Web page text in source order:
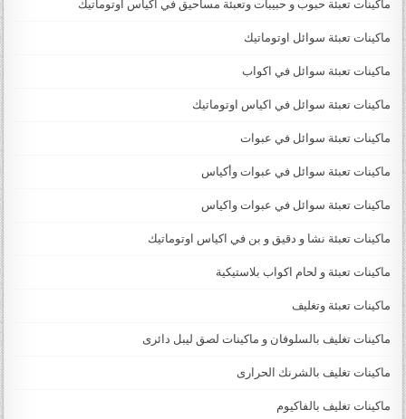
ماكينات تعبئة حبوب و حبيبات وتعبئة مساحيق في اكياس اوتوماتيك
ماكينات تعبئة سوائل اوتوماتيك
ماكينات تعبئة سوائل في اكواب
ماكينات تعبئة سوائل في اكياس اوتوماتيك
ماكينات تعبئة سوائل في عبوات
ماكينات تعبئة سوائل في عبوات وأكياس
ماكينات تعبئة سوائل في عبوات واكياس
ماكينات تعبئة نشا و دقيق و بن في اكياس اوتوماتيك
ماكينات تعبئة و لحام اكواب بلاستيكية
ماكينات تعبئة وتغليف
ماكينات تغليف بالسلوفان و ماكينات لصق ليبل دائرى
ماكينات تغليف بالشرنك الحرارى
ماكينات تغليف بالفاكيوم